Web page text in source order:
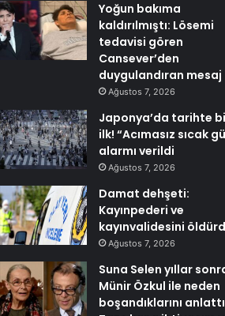
Yoğun bakıma
kaldırılmıştı: Lösemi
tedavisi gören
Cansever’den
duygulandıran mesaj
Ağustos 7, 2026
Japonya’da tarihte
ilk! “Acımasız sıcak
alarmı verildi
Ağustos 7, 2026
Damat dehşeti:
Kayınpederi ve
kayınvalidesini
Ağustos 7, 2026
Suna Selen yıllar
Münir Özkul ile neden
boşandıklarını